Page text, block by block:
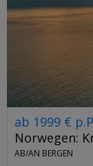
ab 1999 €
Norwegen:
AB/AN BERGEN